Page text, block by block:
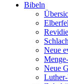
Bibeln
Neue
Neue